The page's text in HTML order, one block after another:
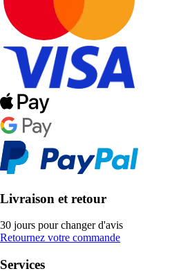
Livraison et retour
30 jours pour changer d'avis
Retournez votre commande
Services